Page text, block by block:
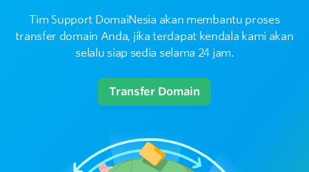
3 Bagaimana cara transfer nama domain saya?
Berapa lama proses transfer domain di
DomaiNesia?
Apa syarat transfer domain?
Tim Support DomaiNesia akan membantu proses
transfer domain Anda, jika terdapat kendala kami akan
selalu siap sedia selama 24 jam.
Transfer Domain